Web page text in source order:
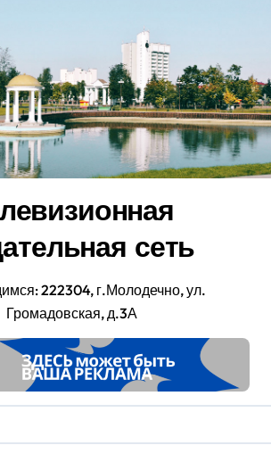
сеть
222304, г.Молодечно, ул.
Громадовская, д.3А